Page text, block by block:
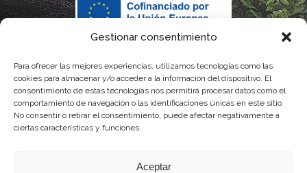
Gestionar consentimiento
Para ofrecer las mejores experiencias, utilizamos tecnologías como las
cookies para almacenar y/o acceder a la información del dispositivo. El
consentimiento de estas tecnologías nos permitirá procesar datos como el
comportamiento de navegación o las identificaciones únicas en este sitio.
No consentir o retirar el consentimiento, puede afectar negativamente a
ciertas características y funciones.
Aceptar
La gestión de la DOP Lanzarote realizada por este Consejo
Regulador es financiada, parcialmente, por el Gobierno de
Canarias